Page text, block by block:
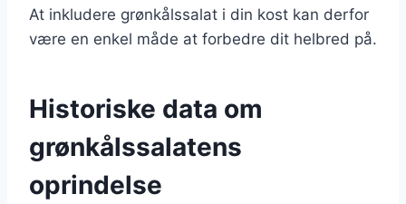
At inkludere grønkålssalat i din kost kan derfor
være en enkel måde at forbedre dit helbred på.
Historiske data om
grønkålssalatens
oprindelse